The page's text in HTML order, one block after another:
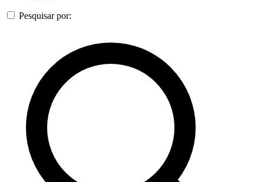
Pesquisar por: